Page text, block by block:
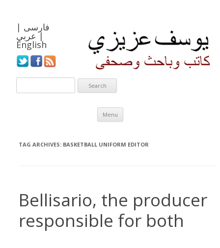
فارسی |
عربي |
English
Menu
Skip to content
TAG ARCHIVES: BASKETBALL UNIFORM EDITOR
Bellisario, the producer
responsible for both